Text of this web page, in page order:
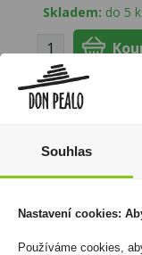
Skladem: do 5
Souhlas
Nastavení cookies:
Používáme cookies,